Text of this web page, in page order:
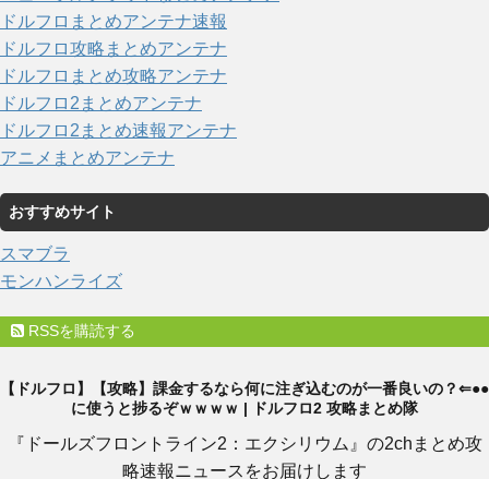
ドルフロまとめアンテナ速報
ドルフロ攻略まとめアンテナ
ドルフロまとめ攻略アンテナ
ドルフロ2まとめアンテナ
ドルフロ2まとめ速報アンテナ
アニメまとめアンテナ
おすすめサイト
スマブラ
モンハンライズ
RSSを購読する
【ドルフロ】【攻略】課金するなら何に注ぎ込むのが一番良いの？⇐●●
に使うと捗るぞｗｗｗｗ | ドルフロ2 攻略まとめ隊
『ドールズフロントライン2：エクシリウム』の2chまとめ攻
略速報ニュースをお届けします